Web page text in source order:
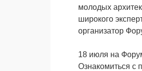
молодых
широкого
организатор
18 июля на
Ознакомиться с